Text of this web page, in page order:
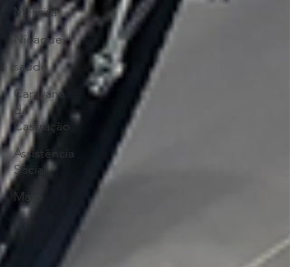
Moreira
Nioaque
saúde
Caravana
da
Castração
Assistência
Social
Mato